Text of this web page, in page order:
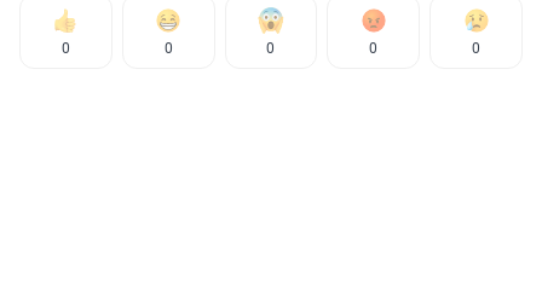
0 0 0 0 0